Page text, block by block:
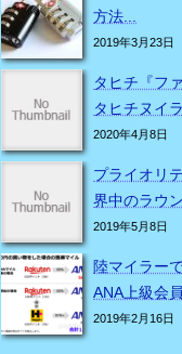
方法...
2019年3月23日
タヒチ『フ
タヒチヌイ
2020年4月8日
プライオリ
界中のラウ
2019年5月8日
陸マイラー
ANA上級会
2019年2月16日